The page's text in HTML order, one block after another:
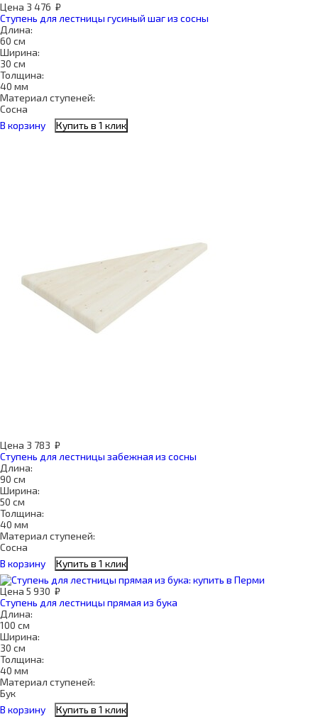
Цена 3 476 ₽
Ступень для лестницы гусиный шаг из сосны
Длина:
60 см
Ширина:
30 см
Толщина:
40 мм
Материал ступеней:
Сосна
В корзину
Купить в 1 клик
Цена 3 783 ₽
Ступень для лестницы забежная из сосны
Длина:
90 см
Ширина:
50 см
Толщина:
40 мм
Материал ступеней:
Сосна
В корзину
Купить в 1 клик
Цена 5 930 ₽
Ступень для лестницы прямая из бука
Длина:
100 см
Ширина:
30 см
Толщина:
40 мм
Материал ступеней:
Бук
В корзину
Купить в 1 клик